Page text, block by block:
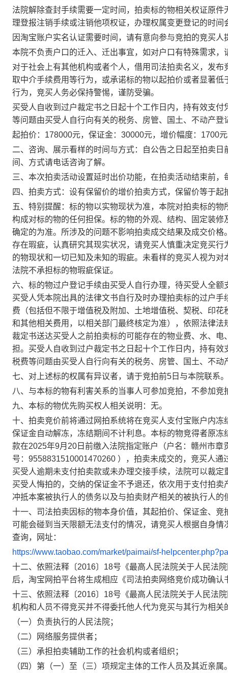
法院解除查封手续需要一定时间，拍卖标的物相关权证原
理登报注销手续或注销他项权证，办理权属变更登记的时间
因淘宝账户实名认证需要时间，请有意向参与竞拍的竞买
本院不负责户口的迁入、迁出事宜，如对户口有特殊需求
对于社会上有其他机构或者个人，借用司法拍卖名义，发
取中介手续费用等行为，或承诺标的物以起拍价或者显著
行为，竞买人务必保持警惕，谨防受骗。
买受人自收到过户裁定书之日起十个工作日内，持有效支
等问题由买受人自行向有关的税务、房管、国土、不动产登
起拍价： 178000元，保证金： 30000元，增价幅度： 1700
二、咨询、展示看样的时间与方式：自公告之日起至拍卖日
间、方式请电话咨询了解。
三、本次拍卖活动设置延时出价功能，在拍卖活动结束前，
四、拍卖方式：设有保留价的增价拍卖方式，保留价等于
五、特别提醒：标的物以实物现状为准，本院对拍卖标的
构成对标的物的任何担保。标的物的外观、结构、固定装
确定的为准。所涉及的问题不影响拍卖成交结果及成交价
存在瑕疵，认真研究其现实状况，请竞买人慎重决定竞买
的物现状和一切已知及未知的瑕疵。未看样的竞买人视为
法院不承担标的物瑕疵保证。
六、标的物过户登记手续由买受人自行办理，待买受人全
买受人凭本院出具的法律文书自行及时办理拍卖标的过户
费（包括但不限于增值税及附加、土地增值税、契税、印
和其他相关费用，以相关部门最终核定为准），依照法律
裁定书送达买受人之前拍卖标的可能存在的物业费、水、
担。 买受人自收到过户裁定书之日起十个工作日内，持有
税费等问题由买受人自行向有关的税务、房管、国土、不动
七、对上述标的权属有异议者，请于竞拍前5 日与本院联系。
八、与本标的物有利害关系的当事人可参加竞拍，不参加
九、本标的物优先购买权人相关说明：无。
十、拍卖竞价前将通过网拍系统将在竞买人支付宝账户内
保证金自动解冻，冻结期间不计利息。本标的物竞得者原
款在2025年9月 20 日 前缴入法院指定账户（户名：赣州市
号： 9558831510001470260 ），拍卖未成交的，竞买人通
买受人逾期未支付拍卖款或未办理交接手续，法院可以裁
买受人悔拍的，交纳的保证金不予退还，依次用于支付拍
冲抵本案被执行人的债务以及与拍卖财产相关的被执行人的
十一、司法拍卖因标的物本身价值，其起拍价、保证金、竞
可能会碰到当天限额无法支付的情况，请竞买人根据自身情
查询，网址：
https://www.taobao.com/market/paimai/sf-
十二、依照法释〔2016〕 18号《最高人民法院关于人民法
后，淘宝网拍平台将生成相应《司法拍卖网络竞价成功确
十三、依照法释〔2016〕 18号《最高人民法院关于人民法
机构和人员不得竞买并不得委托他人代为竞买与其行为相关
（一）负责执行的人民法院；
（二）网络服务提供者；
（三）承担拍卖辅助工作的社会机构或者组织；
（四）第（一）至（三）项规定主体的工作人员及其近亲属